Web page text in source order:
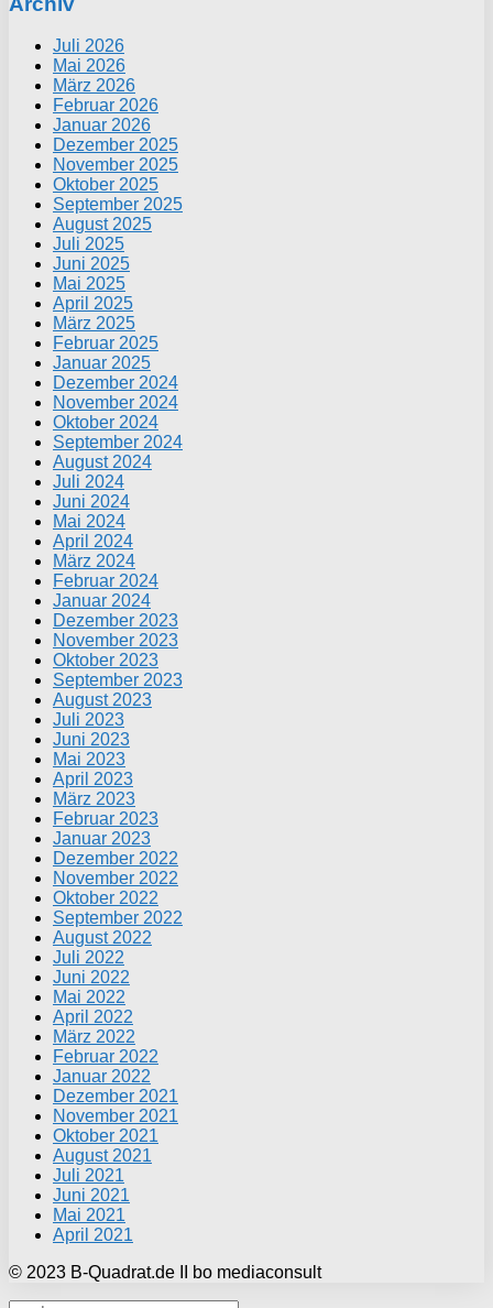
Juli 2026
Mai 2026
März 2026
Februar 2026
Januar 2026
Dezember 2025
November 2025
Oktober 2025
September 2025
August 2025
Juli 2025
Juni 2025
Mai 2025
April 2025
März 2025
Februar 2025
Januar 2025
Dezember 2024
November 2024
Oktober 2024
September 2024
August 2024
Juli 2024
Juni 2024
Mai 2024
April 2024
März 2024
Februar 2024
Januar 2024
Dezember 2023
November 2023
Oktober 2023
September 2023
August 2023
Juli 2023
Juni 2023
Mai 2023
April 2023
März 2023
Februar 2023
Januar 2023
Dezember 2022
November 2022
Oktober 2022
September 2022
August 2022
Juli 2022
Juni 2022
Mai 2022
April 2022
März 2022
Februar 2022
Januar 2022
Dezember 2021
November 2021
Oktober 2021
August 2021
Juli 2021
Juni 2021
Mai 2021
April 2021
© 2023 B-Quadrat.de II bo mediaconsult